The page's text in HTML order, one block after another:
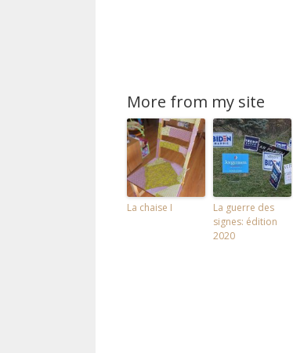
More from my site
La chaise I
La guerre des
signes: édition
2020